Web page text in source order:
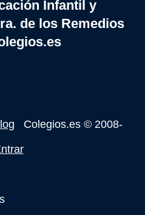
Infantil y
de los Remedios
Colegios.es© 2008-